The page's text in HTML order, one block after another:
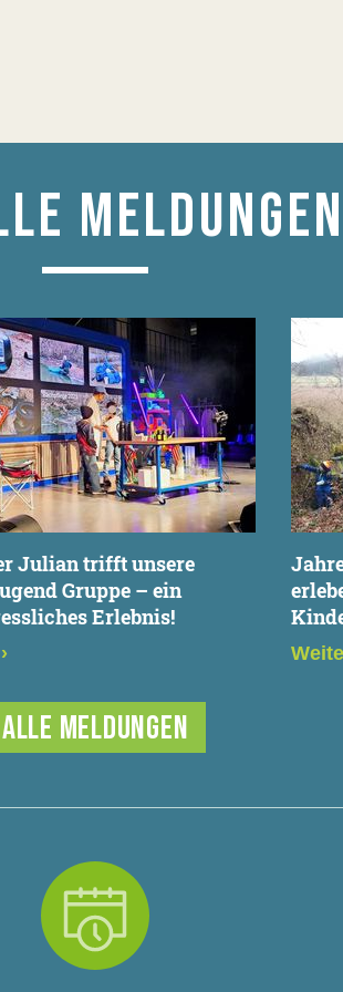
Julian trifft unsere
Gruppe – ein
Erlebnis!
›
ALLE MELDUNGEN